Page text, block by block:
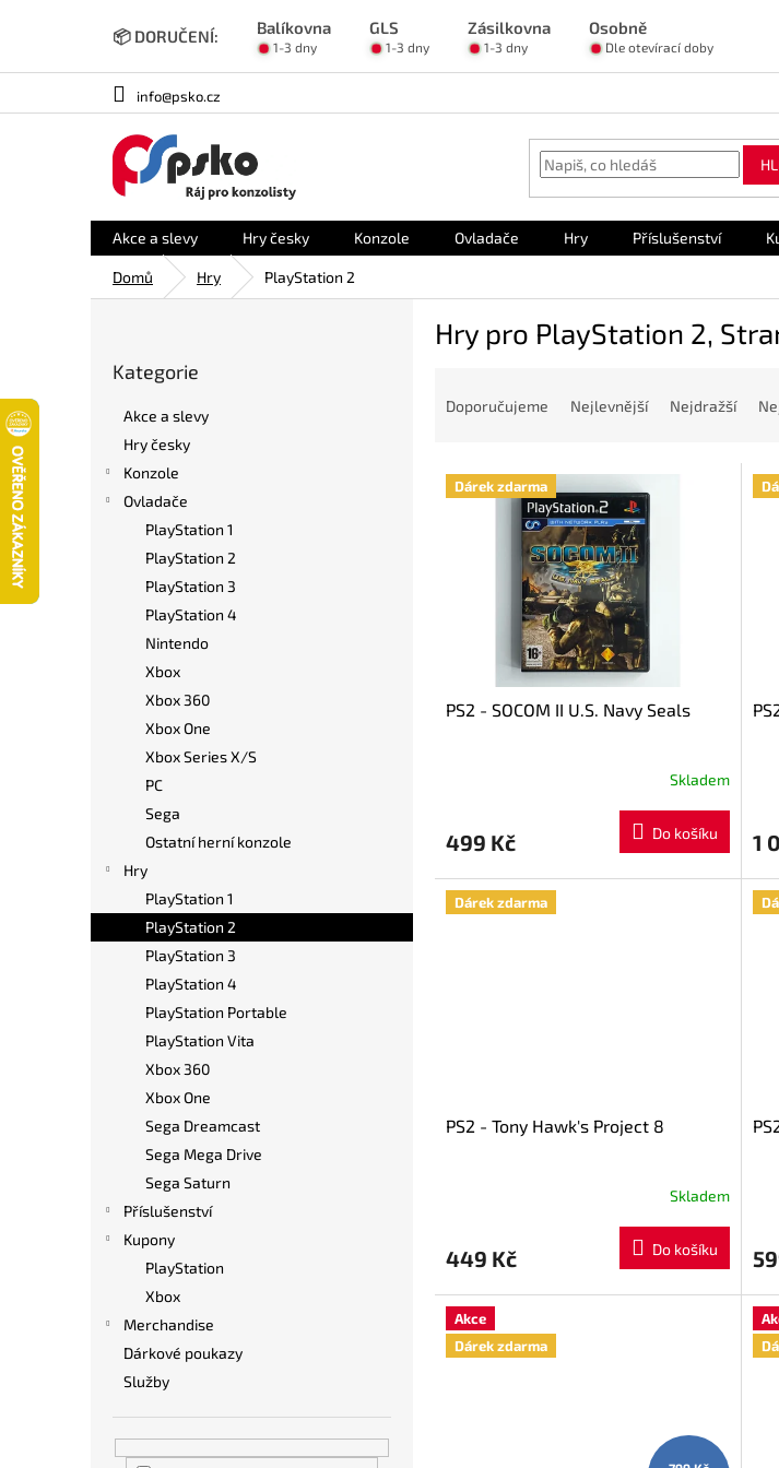
📦 DORUČENÍ: Balíkovna GLS Zásilkovna Osobně
1-3 dny 1-3 dny 1-3 dny Dle otevírací doby
info@psko.cz
Akce a slevy Hry česky Konzole Ovladače Hry Příslušenství
Domů Hry PlayStation 2
kategorie
Kategorie
Akce a slevy
Hry česky
Konzole
Ovladače
PlayStation 1
PlayStation 2
PlayStation 3
PlayStation 4
Nintendo
Xbox
Xbox 360
Xbox One
Xbox Series X/S
PC
Sega
Ostatní herní konzole
Hry
PlayStation 1
PlayStation 2
PlayStation 3
PlayStation 4
PlayStation Portable
PlayStation Vita
Xbox 360
Xbox One
Sega Dreamcast
Sega Mega Drive
Sega Saturn
Příslušenství
Kupony
PlayStation
Xbox
Merchandise
Dárkové poukazy
Služby
Hry pro PlayStation 2,
n
Doporučujeme Nejlevnější Nejdražší
V Dárek zdarma
PS2 - SOCOM II U.S. Navy Seals
Skladem
499 Kč Do košíku 1
Dárek zdarma
PS2 - Tony Hawk's Project 8
Skladem
449 Kč Do košíku
Akce
Dárek zdarma